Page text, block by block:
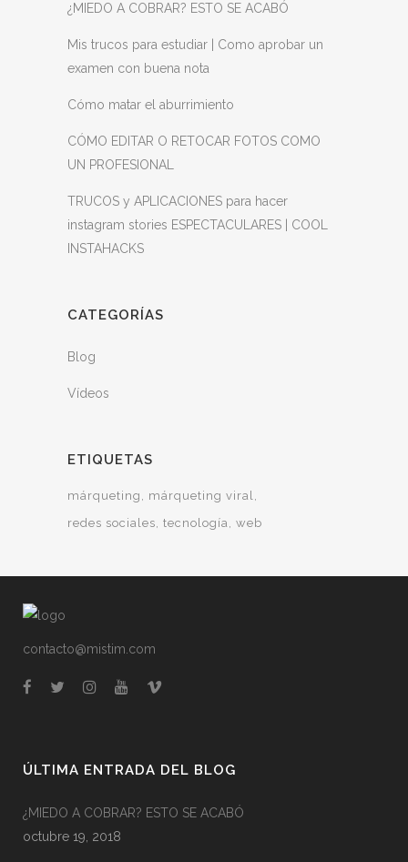
¿MIEDO A COBRAR? ESTO SE ACABÓ
Mis trucos para estudiar | Como aprobar un
examen con buena nota
Cómo matar el aburrimiento
CÓMO EDITAR O RETOCAR FOTOS COMO
UN PROFESIONAL
TRUCOS y APLICACIONES para hacer
instagram stories ESPECTACULARES | COOL
INSTAHACKS
CATEGORÍAS
Blog
Vídeos
ETIQUETAS
márqueting
márqueting viral
redes sociales tecnología web
contacto@mistim.com
ÚLTIMA ENTRADA DEL BLOG
¿MIEDO A COBRAR? ESTO SE ACABÓ
octubre 19, 2018